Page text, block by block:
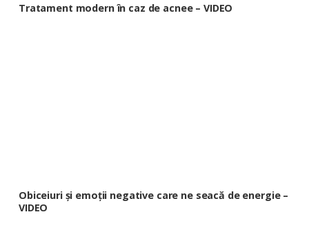
Tratament modern în caz de acnee – VIDEO
Obiceiuri și emoții negative care ne seacă de energie –
VIDEO